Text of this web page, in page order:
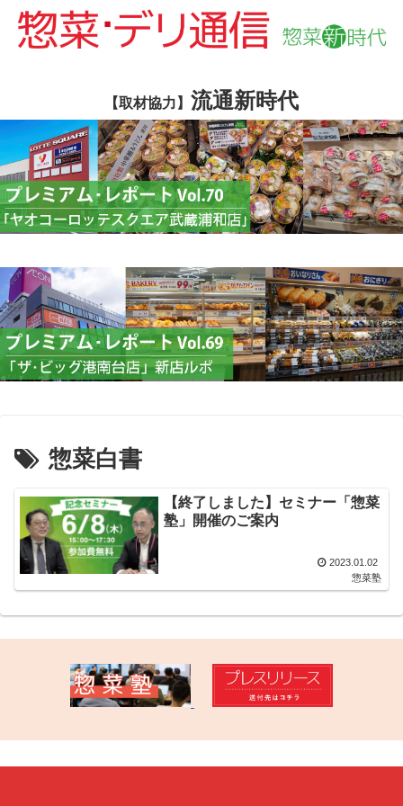
【取材協力】 流通新時代
惣菜白書
【終了しました】セミナー「惣菜
塾」開催のご案内
2023.01.02
惣菜塾